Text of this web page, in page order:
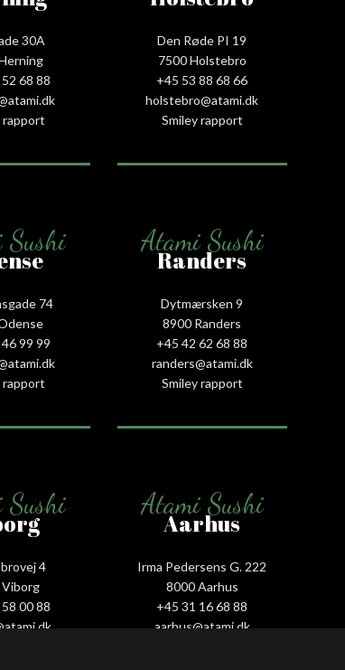
30A
68 88
rapport
Den Røde PI 19
7500 Holstebro
+45 53 88 68 66
holstebro@atami.dk
Smiley rapport
Sushi
74
99 99
rapport
Atami Sushi
Randers
Dytmærsken 9
8900 Randers
+45 42 62 68 88
randers@atami.dk
Smiley rapport
Sushi
4
00 88
Atami Sushi
Aarhus
Irma Pedersens G. 222
8000 Aarhus
+45 31 16 68 88
aarhus@atami.dk